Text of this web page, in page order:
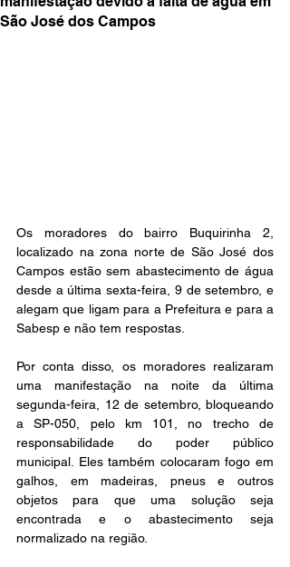
São José dos Campos
Os moradores do bairro Buquirinha 2,
localizado na zona norte de São José dos
Campos estão sem abastecimento de água
desde a última sexta-feira, 9 de setembro, e
alegam que ligam para a Prefeitura e para a
Sabesp e não tem respostas.
Por conta disso, os moradores realizaram
uma manifestação na noite da última
segunda-feira, 12 de setembro, bloqueando
a SP-050, pelo km 101, no trecho de
responsabilidade do poder público
municipal. Eles também colocaram fogo em
galhos, em madeiras, pneus e outros
objetos para que uma solução seja
encontrada e o abastecimento seja
normalizado na região.